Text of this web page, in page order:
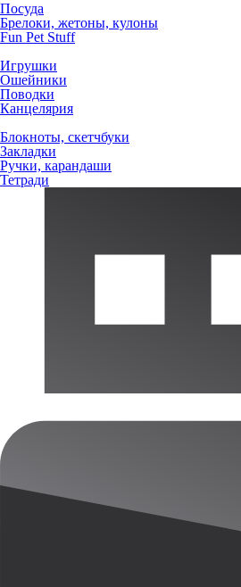
Посуда
Брелоки, жетоны, кулоны
Fun Pet Stuff
Игрушки
Ошейники
Поводки
Канцелярия
Блокноты, скетчбуки
Закладки
Ручки, карандаши
Тетради